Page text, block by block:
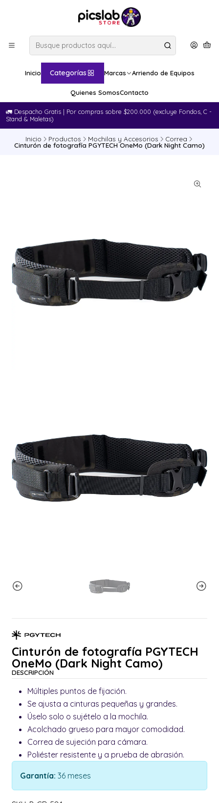
Inicio Categorías Marcas Arriendo de Equipos
Quienes SomosContacto
🚛​ Despacho Gratis | Por compras sobre $200.000 (excluye Fondos, C -
Stand & Maletas)
Inicio Productos Mochilas y Accesorios Correa
Cinturón de fotografía PGYTECH OneMo (Dark Night Camo)
Cinturón de fotografía PGYTECH
OneMo (Dark Night Camo)
DESCRIPCIÓN
Múltiples puntos de fijación.
Se ajusta a cinturas pequeñas y grandes.
Úselo solo o sujételo a la mochila.
Acolchado grueso para mayor comodidad.
Correa de sujeción para cámara.
Poliéster resistente y a prueba de abrasión.
Garantía: 36 meses